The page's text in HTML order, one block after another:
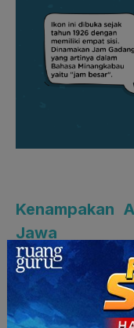
Kenampakan
Jawa
Tak terasa karya
siswa-siswa sudah
kenampakan alam
Tengah dan Jawa
akan menaiki kereta